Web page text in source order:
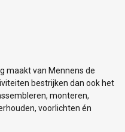
maakt van Mennens de
bestrijken dan ook het
monteren,
voorlichten én